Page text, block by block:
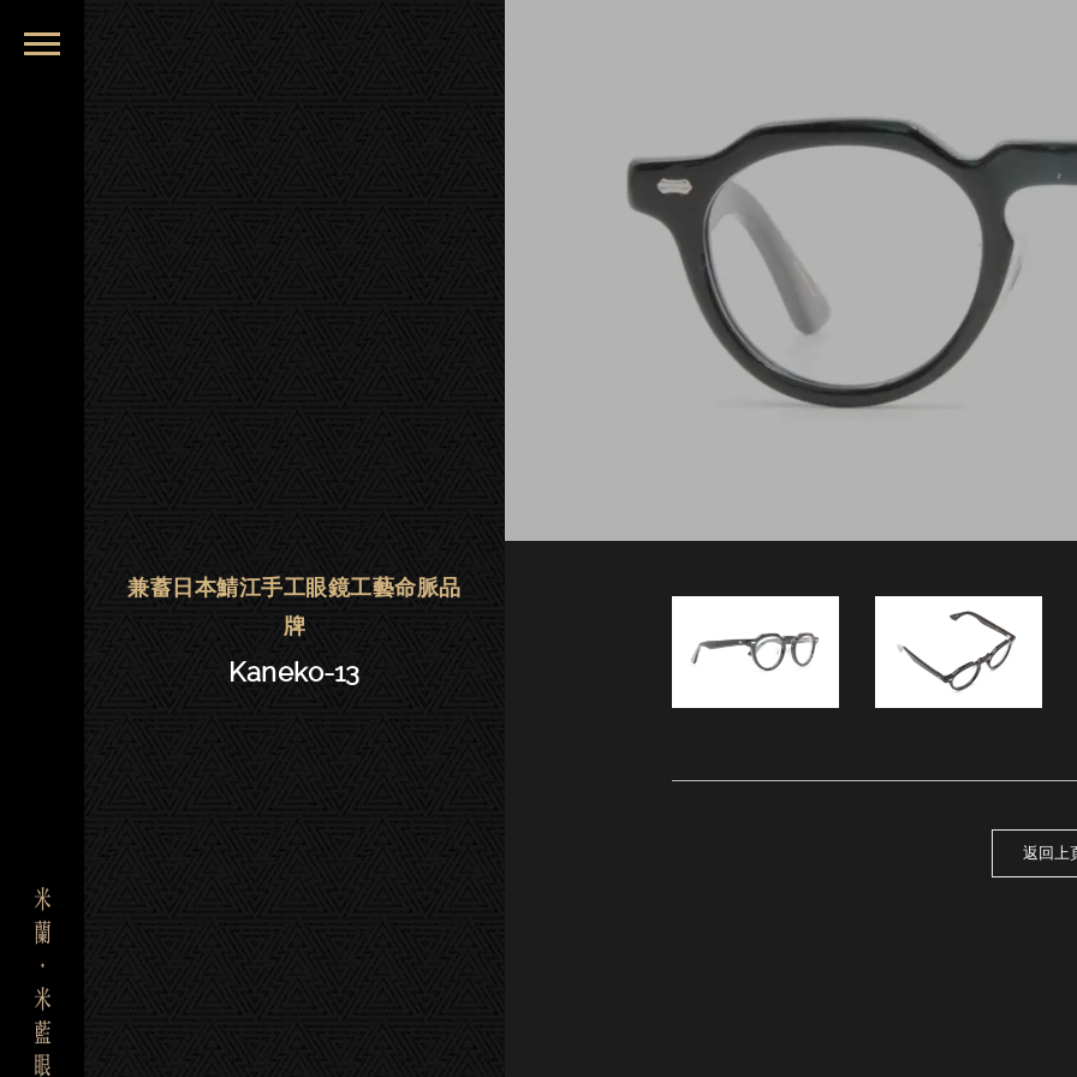
金子眼鏡 | 大安．東門－Kaneko-13
兼蓄日本鯖江手工眼鏡工藝命脈品
牌
Kaneko-13
返回上